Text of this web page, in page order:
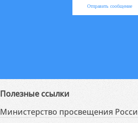
Отправить сообщение
Полезные ссылки
Министерство просвещения